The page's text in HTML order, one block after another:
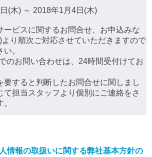
(木) ～ 2018年1月4日(木)
ビスに関するお問合せ、お申込みな
より順次ご対応させていただきますので
。
のお問い合わせは、24時間受付けてお
すると判断したお問合せに関しまし
て担当スタッフより個別にご連絡をさ
情報の取扱いに関する弊社基本方針の